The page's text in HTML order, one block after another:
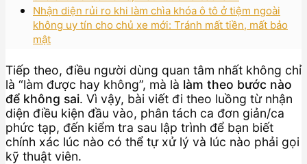
Nhận diện rủi ro khi làm chìa khóa ô tô ở tiệm ngoài
không uy tín cho chủ xe mới: Tránh mất tiền, mất bảo
mật
Tiếp theo, điều người dùng quan tâm nhất không chỉ
là “làm được hay không”, mà là làm theo bước nào
để không sai. Vì vậy, bài viết đi theo luồng từ nhận
diện điều kiện đầu vào, phân tách ca đơn giản/ca
phức tạp, đến kiểm tra sau lập trình để bạn biết
chính xác lúc nào có thể tự xử lý và lúc nào phải gọi
kỹ thuật viên.